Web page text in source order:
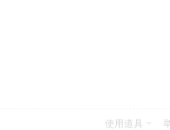
使用道具